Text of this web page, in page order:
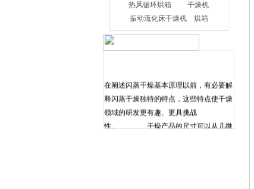
热风循环烘箱
干燥机
振动流化床干燥机
烘箱
在阐述闪蒸干燥基本原理以前，有必要解
释闪蒸干燥独特的特点，这些特点使干燥
领域的研发更有趣、更具挑战
性。 干燥产品的尺寸可以从几微